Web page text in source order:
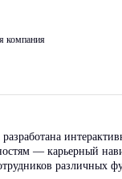
компания
— карьерный
различных